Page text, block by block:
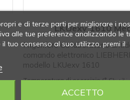
LKUexv 1610
Frigorifero da laboratorio
comando elettronico
modello LKUexv 1610
Temperatura di esercizio (° C):
Volume lordo/utile (l): 141/130
e di terze parti per migliorare i
alle tue preferenze analizzando le
tuo consenso al suo utilizzo, premi il
ACCETTO